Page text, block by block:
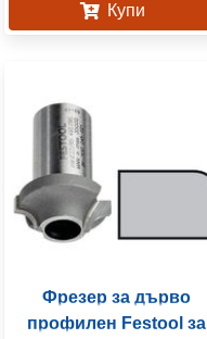
Купи
Фрезер за дърво
профилен Festool за